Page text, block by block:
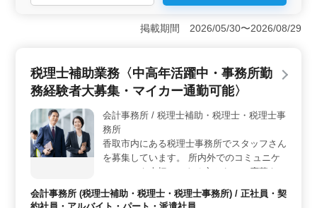
＜車通勤可で通勤ストレス軽減＞ 八日市場駅にも近い
会計事務所での勤務。車通勤OK。交通手段に制約のある
方も安心して通勤できます。 ＜中高年の活躍＞ 中
境＞ 週休2日制で休息をしっかりとることができ、社会
保険完備など、福利厚生面も充実。長期的に安心して働
掲載期間 2026/05/30〜2026/08/29
税理士補助業務〈中高年活躍中・事務所勤
務経験者大募集・マイカー通勤可能〉
会計事務所 / 税理士補助・税理士・税理士事
務所
香取市内にある税理士事務所でスタッフさん
を募集しています。 所内外でのコミュニケ
ーションを大切にできる方からのご応募をお
業務全般をお任せします。 ・税務申告全般
会計事務所 (税理士補助・税理士・税理士事務所) / 正社員・契